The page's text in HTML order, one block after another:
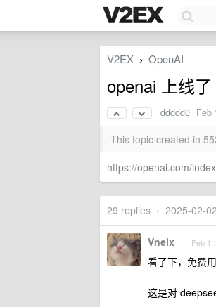
V2EX › OpenAI
openai 上线
ddddd0 · Feb
This topic created in
https://openai.com/
29 replies • 2025-02-
Vneix Feb 1,
看了下，免费
这是对